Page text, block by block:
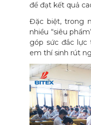
để đạt kết quả
Đặc biệt, trong
nhiều “siêu
góp sức đắc lực
em thí sinh rút